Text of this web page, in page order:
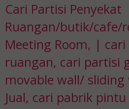
Cari Partisi Penyekat
Ruangan/butik/cafe/
Meeting Room, |
ruangan, cari partisi
movable wall/ sliding
Jual, cari pabrik